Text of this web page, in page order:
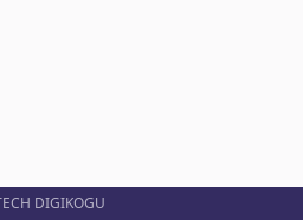
DIGIKOGU